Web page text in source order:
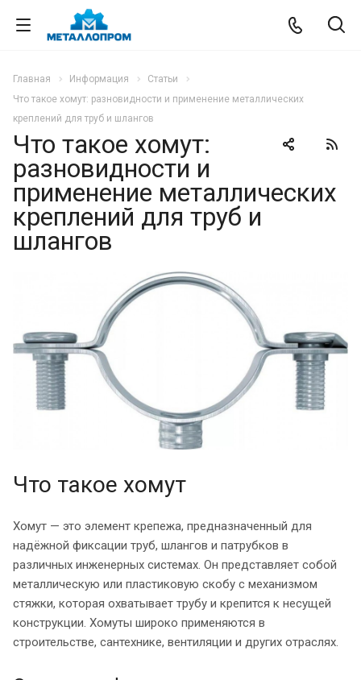
Главная Информация
Статьи
Что такое хомут: разновидности и применение металлических
креплений для труб и шлангов
Что такое хомут:
разновидности и
применение металлических
креплений для труб и
шлангов
Что такое хомут
Хомут — это элемент крепежа, предназначенный для
надёжной фиксации труб, шлангов и патрубков в
различных инженерных системах. Он представляет собой
металлическую или пластиковую скобу с механизмом
стяжки, которая охватывает трубу и крепится к несущей
конструкции. Хомуты широко применяются в
строительстве, сантехнике, вентиляции и других отраслях.